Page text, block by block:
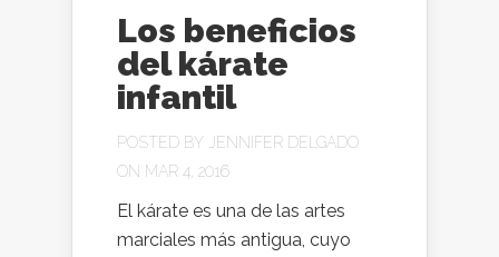
Los beneficios
del kárate
infantil
POSTED BY
JENNIFER DELGADO
ON MAR 4, 2016
El kárate es una de las artes
marciales más antigua, cuyo